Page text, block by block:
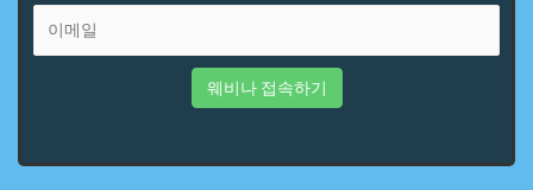
웨비나 접속하기